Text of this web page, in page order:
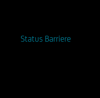
Status Barriere